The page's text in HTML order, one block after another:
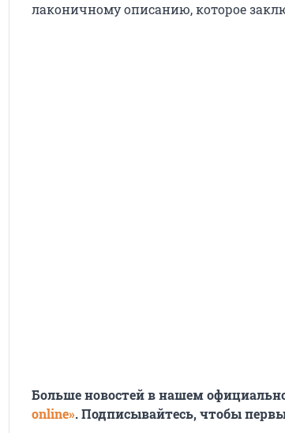
лаконичному описанию, которое
Больше новостей в нашем
online». Подписывайтесь, чтобы